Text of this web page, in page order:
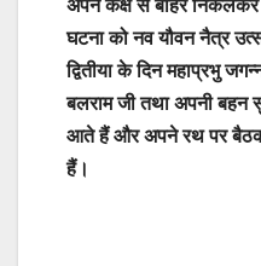
अपने कक्ष से बाहर
घटना को नव यौवन नैत्र
द्वितीया के दिन महाप्रभु
बलराम जी तथा अपनी बहन
आते हैं और अपने रथ पर
हैं।